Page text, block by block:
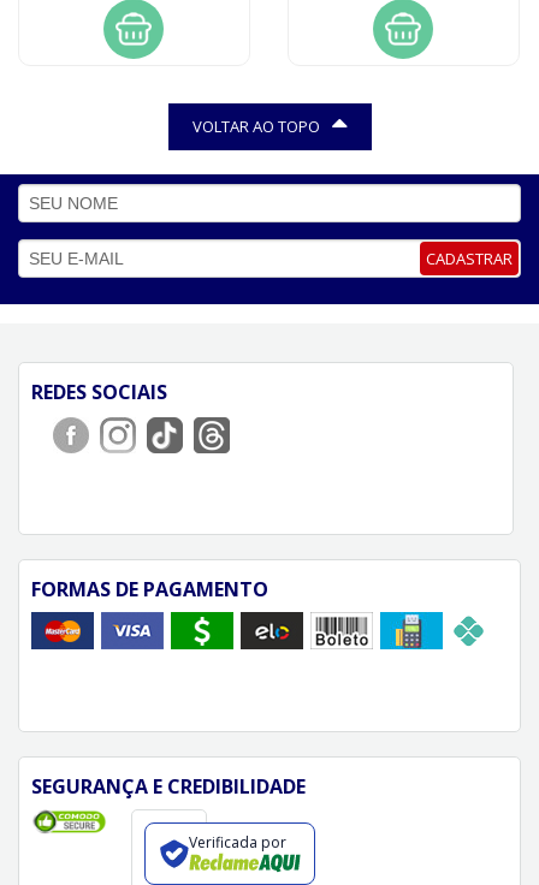
VOLTAR AO TOPO
CADASTRAR
REDES SOCIAIS
FORMAS DE PAGAMENTO
SEGURANÇA E CREDIBILIDADE
Verificada por